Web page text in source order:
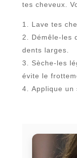
tes cheveux.
Lave tes
Démêle-les
dents larges.
Sèche-les
évite le
Applique un